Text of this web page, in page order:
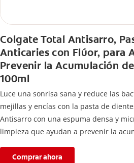
Colgate Total Antisarro,
Anticaries con Flúor, para
Prevenir la Acumulación
100ml
Luce una sonrisa sana y reduce las
mejillas y encías con la pasta de
Antisarro con una espuma densa y
limpieza que ayudan a prevenir la
Comprar ahora